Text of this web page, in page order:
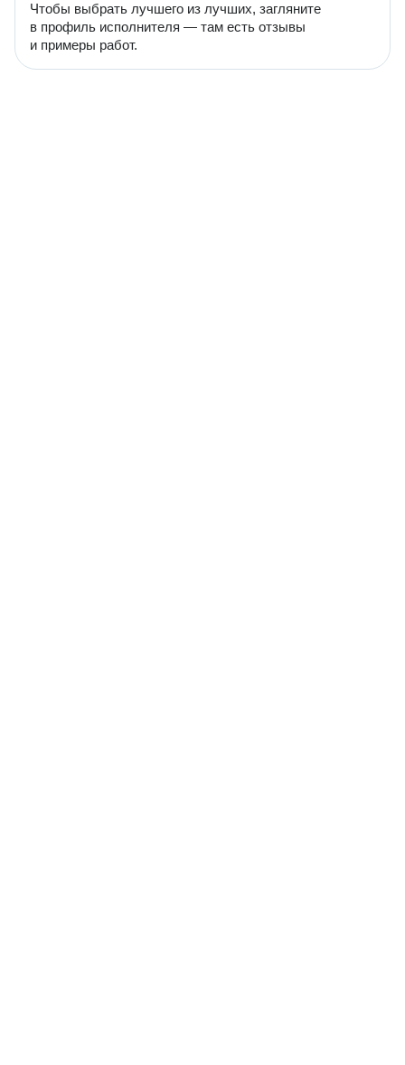
Чтобы выбрать лучшего из лучших, загляните
в профиль исполнителя — там есть отзывы
и примеры работ.